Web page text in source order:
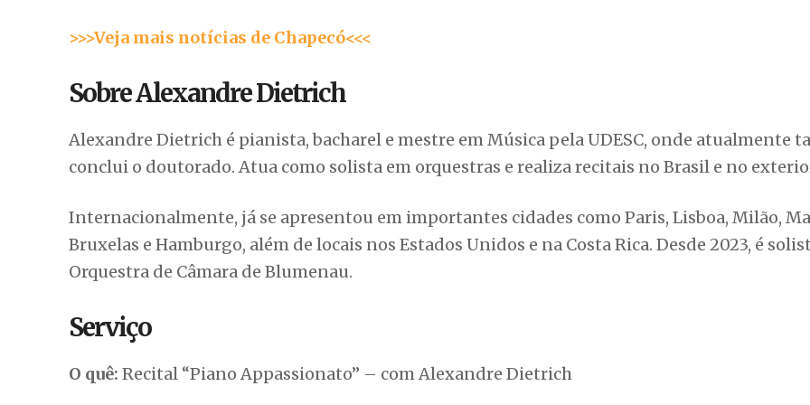
>>>Veja mais notícias de Chapecó<<<
Sobre Alexandre Dietrich
Alexandre Dietrich é pianista, bacharel e mestre em Música pela UDESC, onde atualmente
conclui o doutorado. Atua como solista em orquestras e realiza recitais no Brasil e no
Internacionalmente, já se apresentou em importantes cidades como Paris, Lisboa, Milão,
Bruxelas e Hamburgo, além de locais nos Estados Unidos e na Costa Rica. Desde 2023, é
Orquestra de Câmara de Blumenau.
Serviço
O quê: Recital “Piano Appassionato” – com Alexandre Dietrich